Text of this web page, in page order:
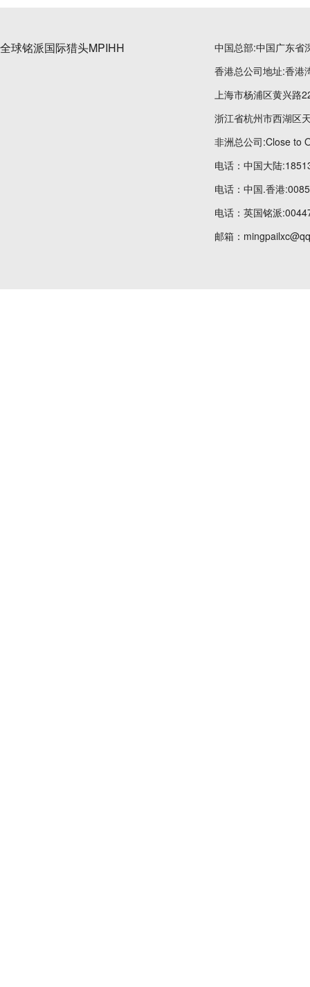
全球铭派国际猎头MPIHH
中国总部:中国广东省
香港总公司地址:香港
上海市杨浦区黄兴路
浙江省杭州市西湖区
非洲总公司:Close to
电话：中国大陆
电话：中国.香港
电话：英国铭派
邮箱：